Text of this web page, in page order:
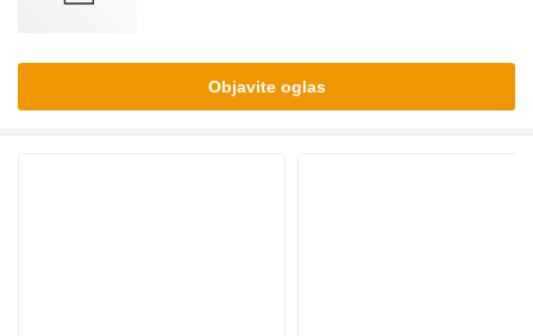
Objavite oglas